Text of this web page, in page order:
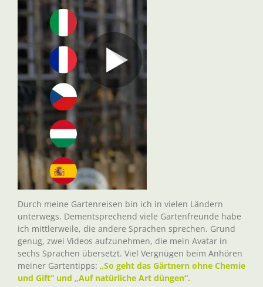
Durch meine Gartenreisen bin ich in vielen Ländern
unterwegs. Dementsprechend viele Gartenfreunde habe
ich mittlerweile, die andere Sprachen sprechen. Grund
genug, zwei Videos aufzunehmen, die mein Avatar in
sechs Sprachen übersetzt. Viel Vergnügen beim Anhören
meiner Gartentipps: „So geht das Gärtnern ohne Chemie
und Gift“ und „Auf natürliche Art düngen“.